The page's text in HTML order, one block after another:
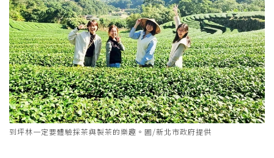
到坪林一定要體驗採茶與製茶的樂趣。圖/新北市政府提供